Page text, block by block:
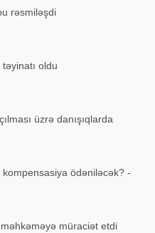
rəsmiləşdi
oldu
üzrə danışıqlarda
ödəniləcək? -
müraciət etdi